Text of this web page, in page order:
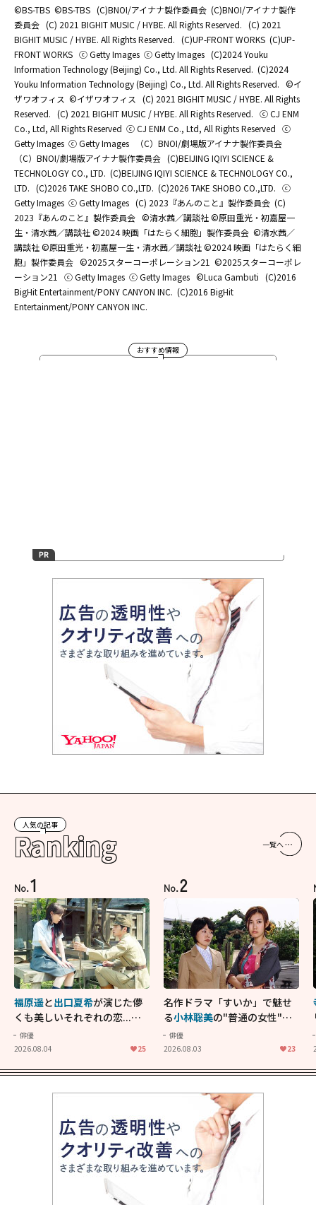
©BS-TBS ©BS-TBS (C)BNOI/アイナナ製作委員会 (C)BNOI/アイナナ製作
委員会 (C) 2021 BIGHIT MUSIC / HYBE. All Rights Reserved. (C) 2021
BIGHIT MUSIC / HYBE. All Rights Reserved. (C)UP-FRONT WORKS (C)UP-
FRONT WORKS ⓒ Getty Images ⓒ Getty Images (C)2024 Youku
Information Technology (Beijing) Co., Ltd. All Rights Reserved. (C)2024
Youku Information Technology (Beijing) Co., Ltd. All Rights Reserved. ©イ
ザワオフィス ©イザワオフィス
(C) 2021 BIGHIT MUSIC / HYBE. All Rights
Reserved. (C) 2021 BIGHIT MUSIC / HYBE. All Rights Reserved. ⓒ CJ ENM
Co., Ltd, All Rights Reserved ⓒ CJ ENM Co., Ltd, All Rights Reserved ⓒ
Getty Images ⓒ Getty Images
（C）BNOI/劇場版アイナナ製作委員会
（C）BNOI/劇場版アイナナ製作委員会 (C)BEIJING IQIYI SCIENCE &
TECHNOLOGY CO., LTD. (C)BEIJING IQIYI SCIENCE & TECHNOLOGY CO.,
LTD. (C)2026 TAKE SHOBO CO.,LTD. (C)2026 TAKE SHOBO CO.,LTD. ⓒ
Getty Images ⓒ Getty Images (C) 2023『あんのこと』製作委員会 (C)
2023『あんのこと』製作委員会 ©清水茜／講談社 ©原田重光・初嘉屋一
生・清水茜／講談社 ©2024 映画「はたらく細胞」製作委員会 ©清水茜／
講談社 ©原田重光・初嘉屋一生・清水茜／講談社 ©2024 映画「はたらく細
胞」製作委員会 ©2025スターコーポレーション21 ©2025スターコーポレ
ーション21
ⓒ Getty Images ⓒ Getty Images ©Luca Gambuti (C)2016
BigHit Entertainment/PONY CANYON INC. (C)2016 BigHit
Entertainment/PONY CANYON INC.
おすすめ情報
人気の記事
Ranking 一覧へ
No.1
福原遥と出口夏希が演じた儚
くも美しいそれぞれの恋...生
きることの尊さを教えてくれ
た映画「あの花が咲く丘で、
俳優
2026.08.04
25
No.2
名作ドラマ「すいか」で魅せ
る小林聡美の"普通の女性"が
大人に刺さる...映画「かもめ
食堂」にも通じる静かな芝居
俳優
2026.08.03
23